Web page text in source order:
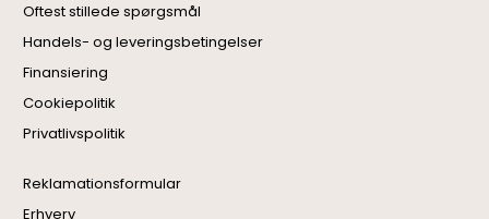
Oftest stillede spørgsmål
Handels- og leveringsbetingelser
Finansiering
Cookiepolitik
Privatlivspolitik
Reklamationsformular
Erhverv